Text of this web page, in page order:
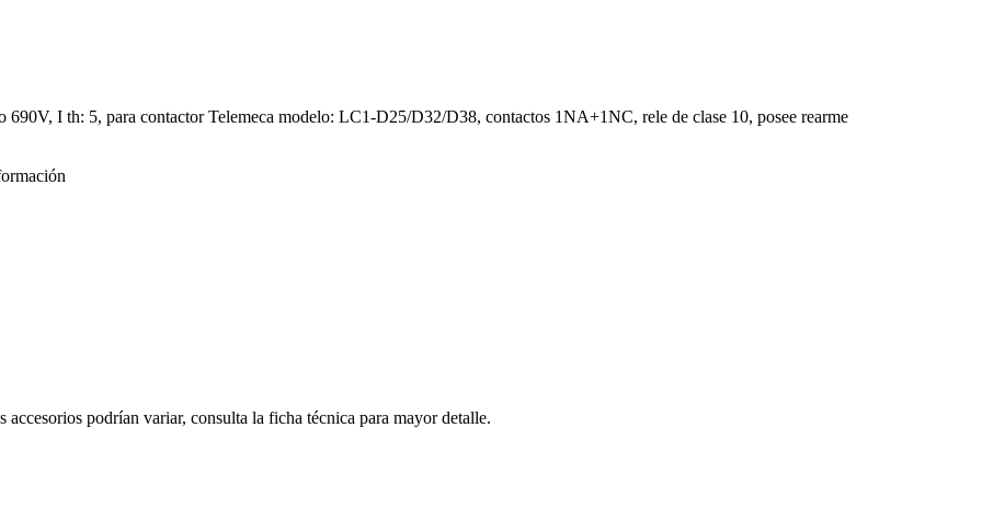
I th: 5, para contactor Telemeca modelo: LC1-D25/D32/D38, contactos 1NA+1NC, rele de clase 10, posee rearme
podrían variar, consulta la ficha técnica para mayor detalle.